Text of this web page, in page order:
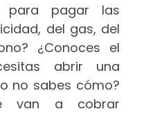
para pagar las
del gas, del
¿Conoces el
abrir una
no sabes cómo?
van a cobrar